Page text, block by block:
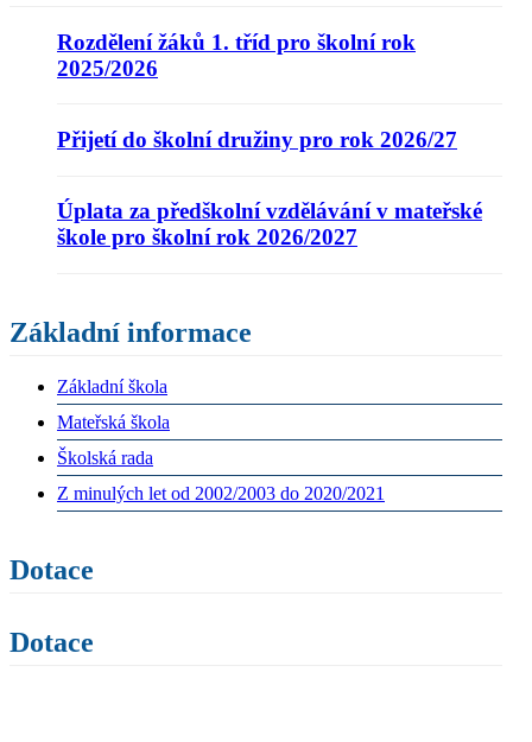
Rozdělení žáků 1. tříd pro školní rok
2025/2026
Přijetí do školní družiny pro rok 2026/27
Úplata za předškolní vzdělávání v mateřské
škole pro školní rok 2026/2027
Základní informace
Základní škola
Mateřská škola
Školská rada
Z minulých let od 2002/2003 do 2020/2021
Dotace
Dotace